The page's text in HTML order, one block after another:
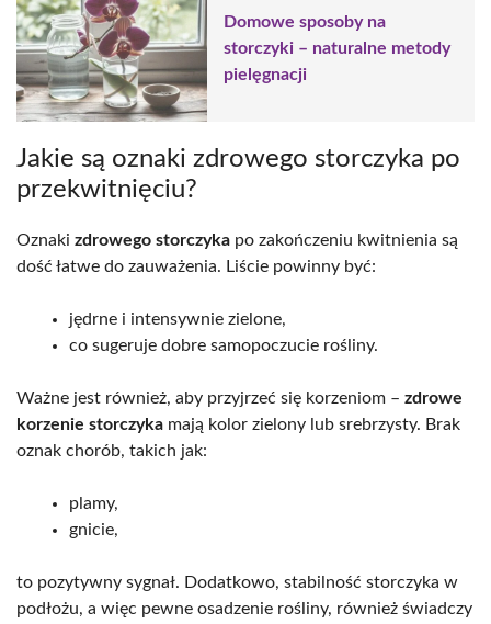
Domowe sposoby na
storczyki – naturalne metody
pielęgnacji
Jakie są oznaki zdrowego storczyka po
przekwitnięciu?
Oznaki zdrowego storczyka po zakończeniu kwitnienia są
dość łatwe do zauważenia. Liście powinny być:
jędrne i intensywnie zielone,
co sugeruje dobre samopoczucie rośliny.
Ważne jest również, aby przyjrzeć się korzeniom – zdrowe
korzenie storczyka mają kolor zielony lub srebrzysty. Brak
oznak chorób, takich jak:
plamy,
gnicie,
to pozytywny sygnał. Dodatkowo, stabilność storczyka w
podłożu, a więc pewne osadzenie rośliny, również świadczy